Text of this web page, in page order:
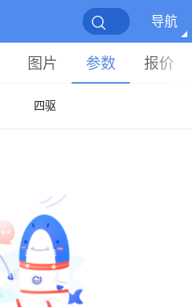
导航
图片 参数 报价
四驱